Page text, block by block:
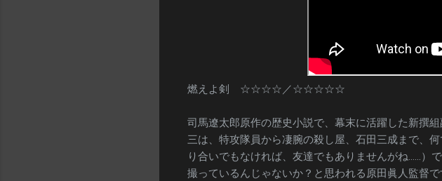
燃えよ剣 ☆☆☆☆／☆☆☆☆☆
司馬遼太郎原作の歴史小説で、幕末に活躍した新撰
三は、特攻隊員から凄腕の殺し屋、石田三成まで、
り合いでもなければ、友達でもありませんがね……）
撮っているんじゃないか？と思われる原田眞人監督